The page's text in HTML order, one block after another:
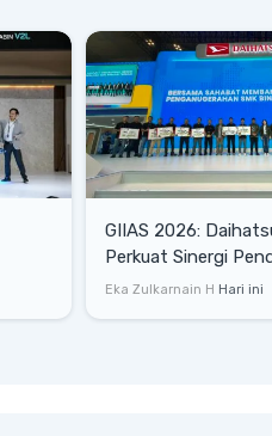
GIIAS 2026:
Perkuat Sinergi
Industri Otomotif
Eka Zulkarnain H Hari ini